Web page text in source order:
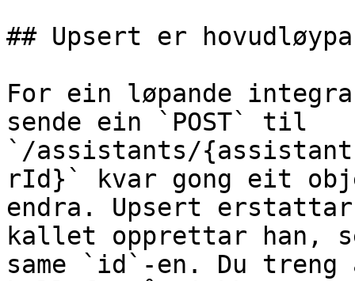
## Upsert er
For ein løpande
sende ein `POST` til
`/assistants/
rId}` kvar gong eit
endra. Upsert
kallet opprettar han,
same `id`-en. Du